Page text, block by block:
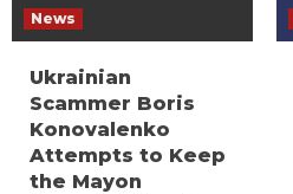
News
Ukrainian
Scammer Boris
Konovalenko
Attempts to Keep
the Mayon